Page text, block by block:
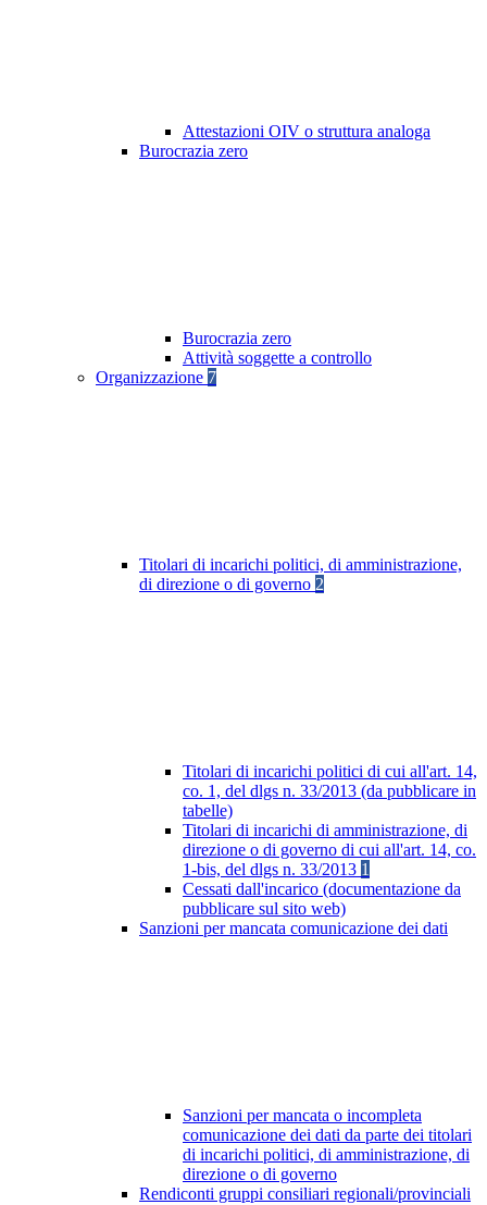
Attestazioni OIV o struttura analoga
Burocrazia zero
Burocrazia zero
Attività soggette a controllo
Organizzazione 7
Titolari di incarichi politici, di amministrazione,
di direzione o di governo 2
Titolari di incarichi politici di cui all'art. 14,
co. 1, del dlgs n. 33/2013 (da pubblicare in
tabelle)
Titolari di incarichi di amministrazione, di
direzione o di governo di cui all'art. 14, co.
1-bis, del dlgs n. 33/2013 1
Cessati dall'incarico (documentazione da
pubblicare sul sito web)
Sanzioni per mancata comunicazione dei dati
Sanzioni per mancata o incompleta
comunicazione dei dati da parte dei titolari
di incarichi politici, di amministrazione, di
direzione o di governo
Rendiconti gruppi consiliari regionali/provinciali